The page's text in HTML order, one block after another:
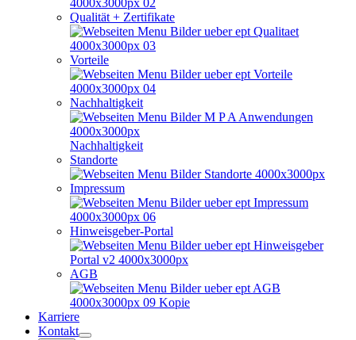
Qualität + Zertifikate
Vorteile
Nachhaltigkeit
Nachhaltigkeit
Standorte
Impressum
Hinweisgeber-Portal
AGB
Karriere
Kontakt